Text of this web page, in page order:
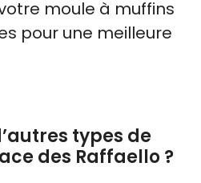
moule à muffins
pour une meilleure
types de
des Raffaello ?